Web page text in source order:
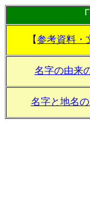
【参考資料・
名字の由来
名字と地名の